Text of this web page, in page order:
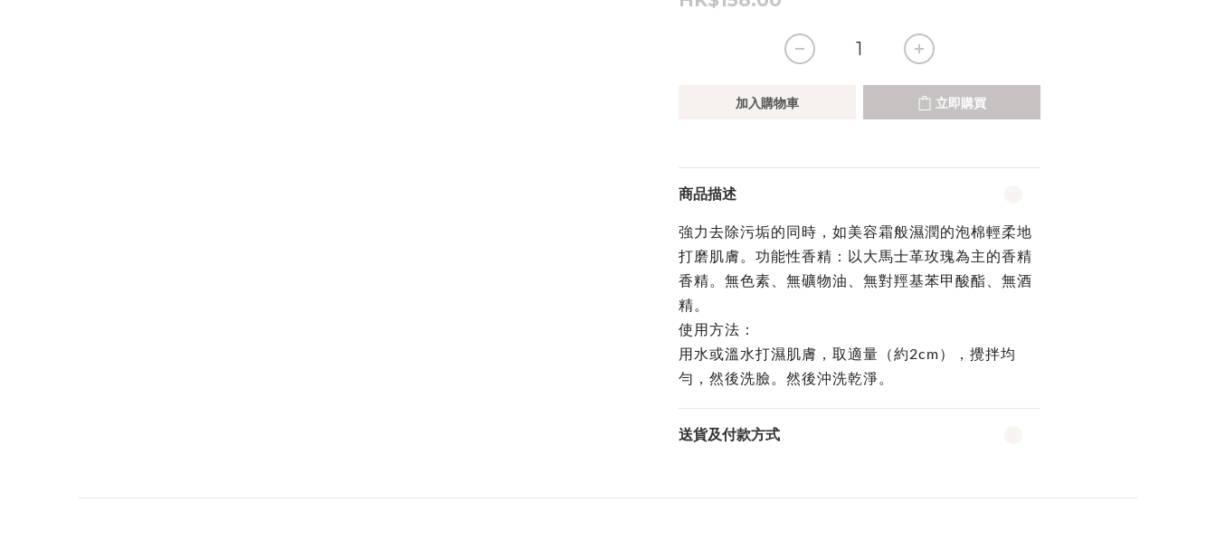
加入購物車 立即購買
商品描述
強力去除污垢的同時，如美容霜般濕潤的泡棉輕柔地
打磨肌膚。功能性香精：以大馬士革玫瑰為主的香精
香精。無色素、無礦物油、無對羥基苯甲酸酯、無酒
精。
使用方法：
用水或溫水打濕肌膚，取適量（約2cm），攪拌均
勻，然後洗臉。然後沖洗乾淨。
送貨及付款方式